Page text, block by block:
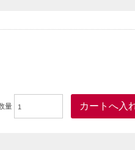
以上が水です。
。
量